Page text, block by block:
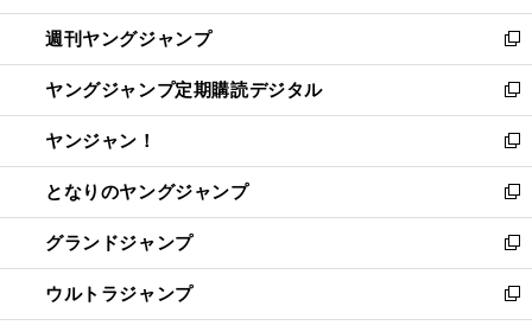
開
く
ウ
で
開
く
ン
ド
ウ
で
開
く
ウ
ィ
ン
ド
ウ
で
開
く
週刊ヤングジャンプ
新
し
い
ウ
ィ
ン
ド
ウ
で
開
く
ヤングジャンプ定期購読デジタル
新
し
い
ウ
ィ
ン
ド
ウ
で
開
ヤンジャン！
新
し
い
ウ
ィ
ン
ド
ウ
となりのヤングジャンプ
新
し
い
ウ
ィ
ン
グランドジャンプ
新
し
い
ウ
ウルトラジャンプ
新
し